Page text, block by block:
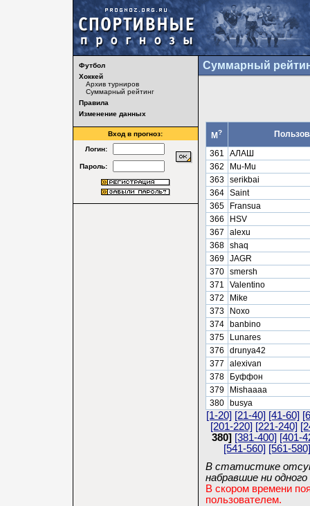
Футбол
Хоккей
Архив турниров
Суммарный рейтинг
Правила
Изменение данных
Вход в прогноз:
Логин:
Пароль:
Суммарный
М?
361
АЛАШ
362
Mu-Mu
363 serikbai
364 Saint
365
Fransua
366
HSV
367
alexu
368 shaq
369 JAGR
370 smersh
371
Valentino
372
Mike
373
Noxo
374
banbino
375
Lunares
376
drunya42
377
alexivan
378
Буффон
379
Mishaaaa
380
busya
[1-20] [21-40] [41-60]
[201-220] [221-240]
380] [381-400] [401-
[541-560] [561-580]
В статистике
набравшие ни одного
В скором времени
пользователем.